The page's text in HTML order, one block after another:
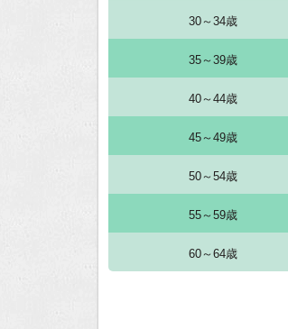
30～34歳
35～39歳
40～44歳
45～49歳
50～54歳
55～59歳
60～64歳